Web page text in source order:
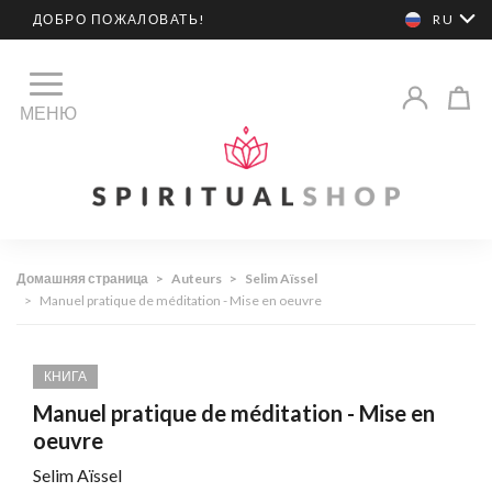
ДОБРО ПОЖАЛОВАТЬ! RU
МЕНЮ
Домашняя страница > Auteurs > Selim Aïssel
> Manuel pratique de méditation - Mise en oeuvre
КНИГА
Manuel pratique de méditation - Mise en
oeuvre
Selim Aïssel